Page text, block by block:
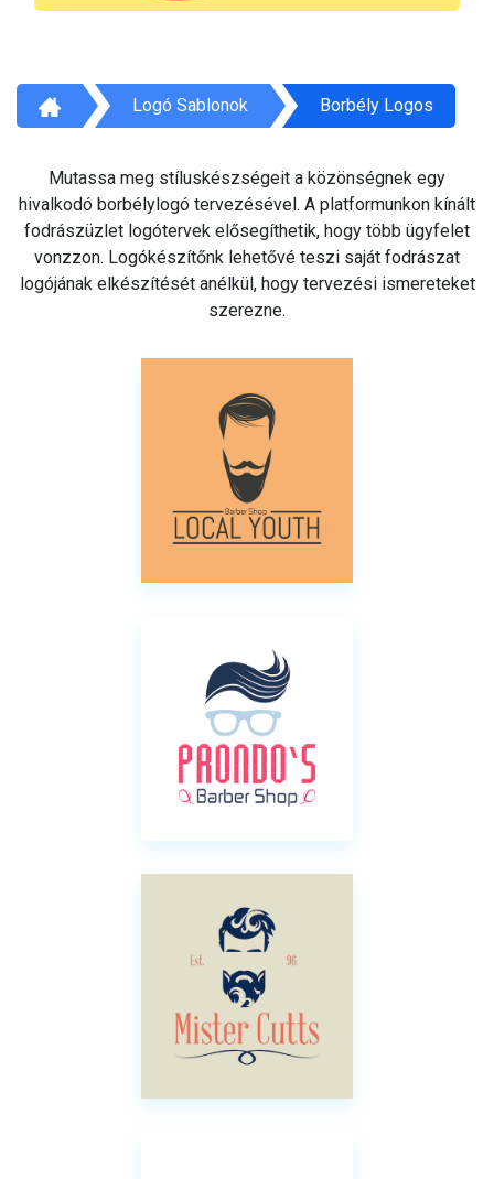
Logó Sablonok Borbély Logos
Mutassa meg stíluskészségeit a közönségnek egy
hivalkodó borbélylogó tervezésével. A platformunkon kínált
fodrászüzlet logótervek elősegíthetik, hogy több ügyfelet
vonzzon. Logókészítőnk lehetővé teszi saját fodrászat
logójának elkészítését anélkül, hogy tervezési ismereteket
szerezne.